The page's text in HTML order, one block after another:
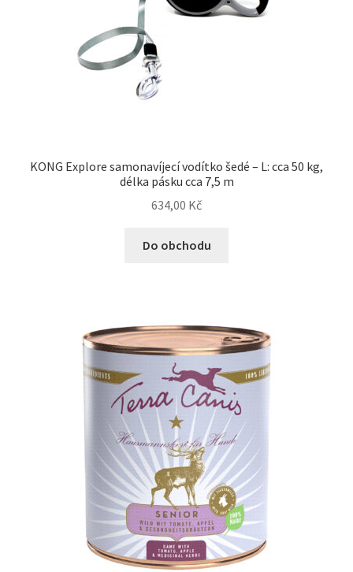
KONG Explore samonavíjecí vodítko šedé – L: cca 50 kg,
délka pásku cca 7,5 m
634,00 Kč
Do obchodu